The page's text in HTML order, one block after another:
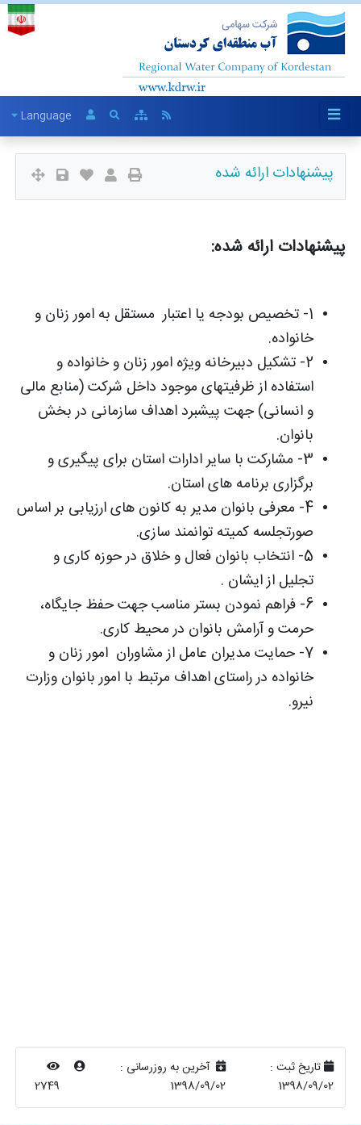
Language
پیشنهادات ارائه شده
پیشنهادات ارائه شده:
1- تخصیص بودجه یا اعتبار مستقل به امور زنان و
خانواده.
2- تشکیل دبیرخانه ویژه امور زنان و خانواده و
استفاده از ظرفیتهای موجود داخل شرکت (منابع مالی
و انسانی) جهت پیشبرد اهداف سازمانی در بخش
بانوان.
3- مشارکت با سایر ادارات استان برای پیگیری و
برگزاری برنامه های استان.
4- معرفی بانوان مدیر به کانون های ارزیابی بر اساس
صورتجلسه کمیته توانمند سازی.
5- انتخاب بانوان فعال و خلاق در حوزه کاری و
تجلیل از ایشان .
6- فراهم نمودن بستر مناسب جهت حفظ جایگاه،
حرمت و آرامش بانوان در محیط کاری.
7- حمایت مدیران عامل از مشاوران امور زنان و
خانواده در راستای اهداف مرتبط با امور بانوان وزارت
نیرو.
تاریخ ثبت :
1398/09/02
آخرین به روزرسانی :
1398/09/02
2749